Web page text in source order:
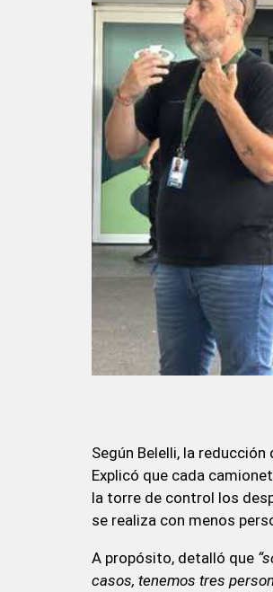
Según Belelli, la
Explicó que cada
la torre de control los
se realiza con menos
A propósito, detalló que
casos, tenemos tres